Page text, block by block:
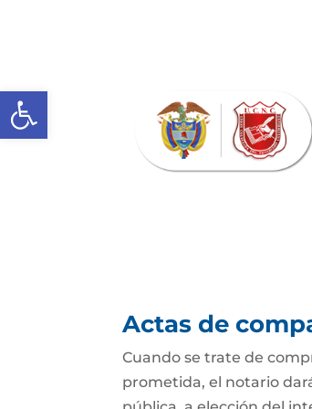
Abrir barra de herramientas
Actas de
Cuando se trate de
prometida, el notario